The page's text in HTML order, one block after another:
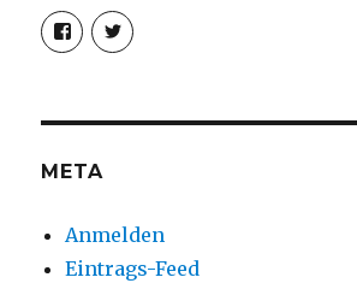
Profil
von
christoph.fleischer1
anzeigen
Profil
von
anzeigen
META
Anmelden
Eintrags-Feed